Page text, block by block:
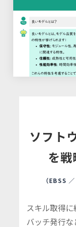
ソフト
を戦
（EBSS
スキル取得
バッチ発行な